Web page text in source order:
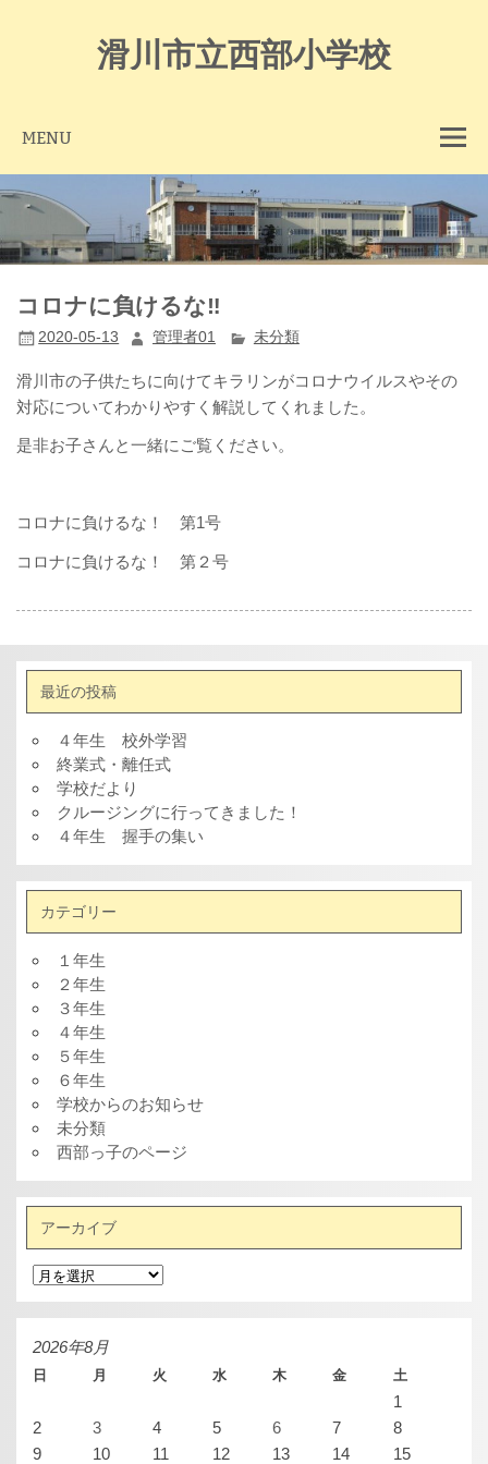
滑川市立西部小学校
MENU
コロナに負けるな‼
2020-05-13 管理者01 未分類
滑川市の子供たちに向けてキラリンがコロナウイルスやその
対応についてわかりやすく解説してくれました。
是非お子さんと一緒にご覧ください。
コロナに負けるな！ 第1号
コロナに負けるな！ 第２号
最近の投稿
４年生 校外学習
終業式・離任式
学校だより
クルージングに行ってきました！
４年生 握手の集い
カテゴリー
１年生
２年生
３年生
４年生
５年生
６年生
学校からのお知らせ
未分類
西部っ子のページ
アーカイブ
ア
ー
カ
イ
ブ
2026年8月
日 月 火 水 木 金 土
1
2
3 4 5 6 7
8
9
10 11 12 13 14 15